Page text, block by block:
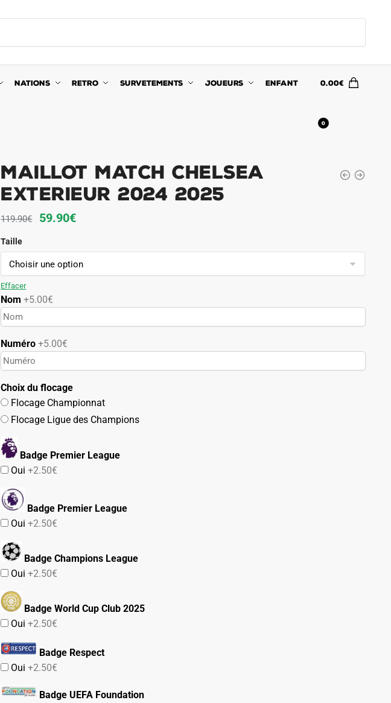
NATIONS RETRO SURVETEMENTS JOUEURS ENFANT 0.00€
0
Maillot Match Chelsea
Exterieur 2024 2025
119.90€
Le
initial
était :
59.90€Le
actuel
est :
Taille
Effacer
Nom +5.00€
Numéro+5.00€
Choix du flocage
Flocage Championnat
Flocage Ligue des Champions
Badge Premier League
Oui+2.50€
Badge Premier League
Oui+2.50€
Badge Champions League
Oui+2.50€
Badge World Cup Club 2025
Oui+2.50€
Badge Respect
Oui+2.50€
Badge UEFA Foundation